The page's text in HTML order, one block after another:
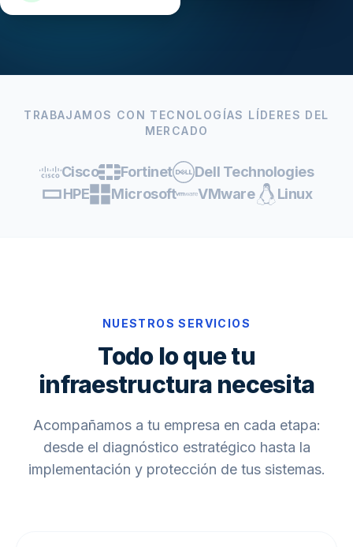
TRABAJAMOS CON TECNOLOGÍAS LÍDERES DEL
MERCADO
Cisco Fortinet
Dell Technologies
HPE
Microsoft VMware Linux
NUESTROS SERVICIOS
Todo lo que tu
infraestructura necesita
Acompañamos a tu empresa en cada etapa:
desde el diagnóstico estratégico hasta la
implementación y protección de tus sistemas.